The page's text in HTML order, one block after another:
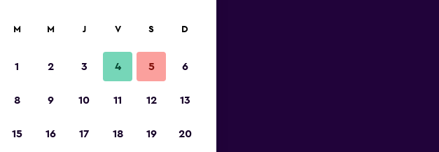
M M J V S D
1 2 3 4 5 6
8 9 10 11 12 13
15 16 17 18 19 20